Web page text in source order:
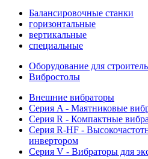
Балансировочные станки
горизонтальные
вертикальные
специальные
Оборудование для
Вибростолы
Внешние вибраторы
Серия A - Маятниковые
Серия R - Компактные
Серия R-HF -
инвертором
Серия V - Вибраторы для